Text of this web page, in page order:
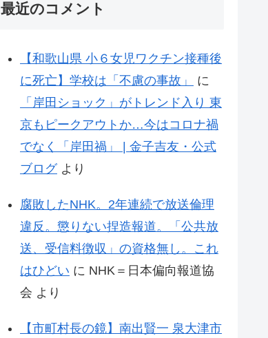
最近のコメント
【和歌山県 小６女児ワクチン接種後
に死亡】学校は「不慮の事故」
に
「岸田ショック」がトレンド入り 東
京もピークアウトか…今はコロナ禍
でなく「岸田禍」 | 金子吉友・公式
ブログより
腐敗したNHK。2年連続で放送倫理
違反。懲りない捏造報道。「公共放
送、受信料徴収」の資格無し。これ
はひどい に NHK＝日本偏向報道協
会 より
【市町村長の鏡】南出賢一 泉大津市